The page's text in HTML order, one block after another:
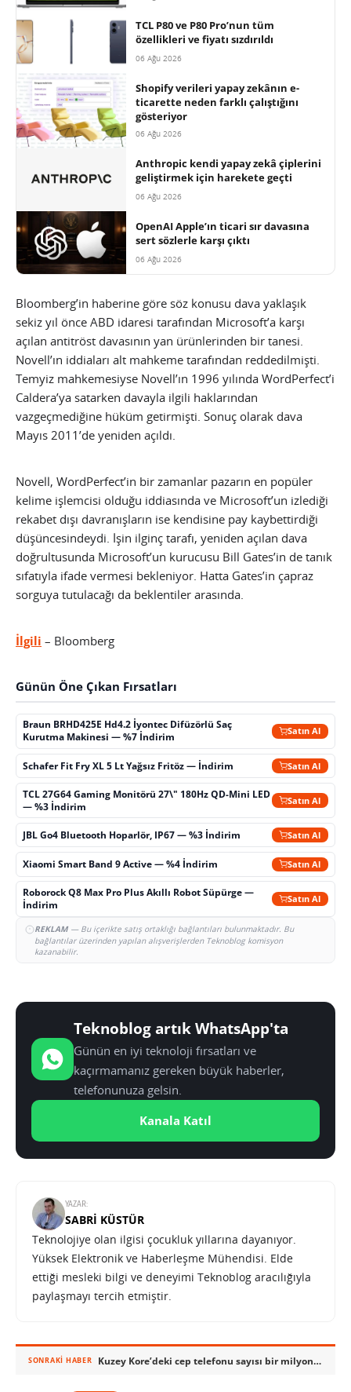
TCL P80 ve P80 Pro’nun tüm
özellikleri ve fiyatı sızdırıldı
06 Ağu 2026
Shopify verileri yapay zekânın e-
ticarette neden farklı çalıştığını
gösteriyor
06 Ağu 2026
Anthropic kendi yapay zekâ çiplerini
geliştirmek için harekete geçti
06 Ağu 2026
OpenAI Apple’ın ticari sır davasına
sert sözlerle karşı çıktı
06 Ağu 2026
Bloomberg’in haberine göre söz konusu dava yaklaşık
sekiz yıl önce ABD idaresi tarafından Microsoft’a karşı
açılan antitröst davasının yan ürünlerinden bir tanesi.
Novell’ın iddiaları alt mahkeme tarafından reddedilmişti.
Temyiz mahkemesiyse Novell’ın 1996 yılında WordPerfect’i
Caldera’ya satarken davayla ilgili haklarından
vazgeçmediğine hüküm getirmişti. Sonuç olarak dava
Mayıs 2011’de yeniden açıldı.
Novell, WordPerfect’in bir zamanlar pazarın en popüler
kelime işlemcisi olduğu iddiasında ve Microsoft’un izlediği
rekabet dışı davranışların ise kendisine pay kaybettirdiği
düşüncesindeydi. İşin ilginç tarafı, yeniden açılan dava
doğrultusunda Microsoft’un kurucusu Bill Gates’in de tanık
sıfatıyla ifade vermesi bekleniyor. Hatta Gates’in çapraz
sorguya tutulacağı da beklentiler arasında.
İlgili – Bloomberg
Günün Öne Çıkan Fırsatları
Braun BRHD425E Hd4.2 İyontec Difüzörlü Saç
Kurutma Makinesi — %7 İndirim
Satın Al
Schafer Fit Fry XL 5 Lt Yağsız Fritöz — İndirim Satın Al
TCL 27G64 Gaming Monitörü 27\" 180Hz QD-Mini LED
— %3 İndirim
Satın Al
JBL Go4 Bluetooth Hoparlör, IP67 — %3 İndirim Satın Al
Xiaomi Smart Band 9 Active — %4 İndirim Satın Al
Roborock Q8 Max Pro Plus Akıllı Robot Süpürge —
İndirim
Satın Al
REKLAM— Bu içerikte satış ortaklığı bağlantıları bulunmaktadır. Bu
bağlantılar üzerinden yapılan alışverişlerden Teknoblog komisyon
kazanabilir.
Teknoblog artık WhatsApp'ta
Günün en iyi teknoloji fırsatları ve
kaçırmamanız gereken büyük haberler,
telefonunuza gelsin.
Kanala Katıl
YAZAR:
SABRI KÜSTÜR
Teknolojiye olan ilgisi çocukluk yıllarına dayanıyor.
Yüksek Elektronik ve Haberleşme Mühendisi. Elde
ettiği mesleki bilgi ve deneyimi Teknoblog aracılığıyla
paylaşmayı tercih etmiştir.
SONRAKI HABER Kuzey Kore’deki cep telefonu sayısı bir milyona yaklaştı